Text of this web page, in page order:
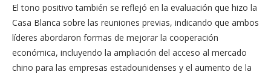
El tono positivo también se reflejó en la evaluación que hizo la
Casa Blanca sobre las reuniones previas, indicando que ambos
líderes abordaron formas de mejorar la cooperación
económica, incluyendo la ampliación del acceso al mercado
chino para las empresas estadounidenses y el aumento de la